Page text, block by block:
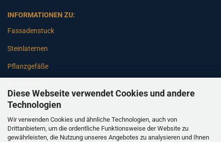
Diese Webseite verwendet Cookies und andere
Technologien
Wir verwenden Cookies und ähnliche Technologien, auch von
Drittanbietern, um die ordentliche Funktionsweise der Website zu
gewährleisten, die Nutzung unseres Angebotes zu analysieren und Ihnen
INFORMATIONEN ZU:
Fassadenstuck
Steinlaternen
Pflanzgefäße
Gartenbänke
Pfeiler
Gartenbrunnen